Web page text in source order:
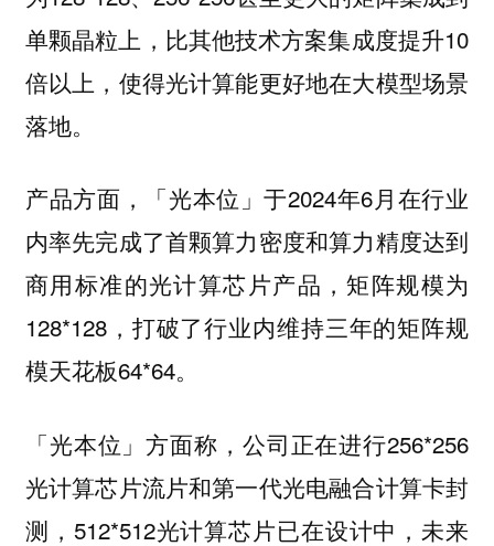
单颗晶粒上，比其他技术方案集成度提升10
倍以上，使得光计算能更好地在大模型场景
落地。
产品方面，「光本位」于2024年6月在行业
内率先完成了首颗算力密度和算力精度达到
商用标准的光计算芯片产品，矩阵规模为
128*128，打破了行业内维持三年的矩阵规
模天花板64*64。
「光本位」方面称，公司正在进行256*256
光计算芯片流片和第一代光电融合计算卡封
测，512*512光计算芯片已在设计中，未来